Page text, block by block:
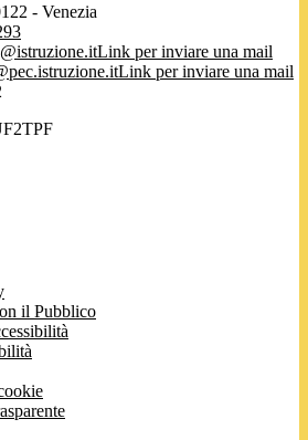
- Venezia
Link per inviare una mail
Link per inviare una mail
il Pubblico